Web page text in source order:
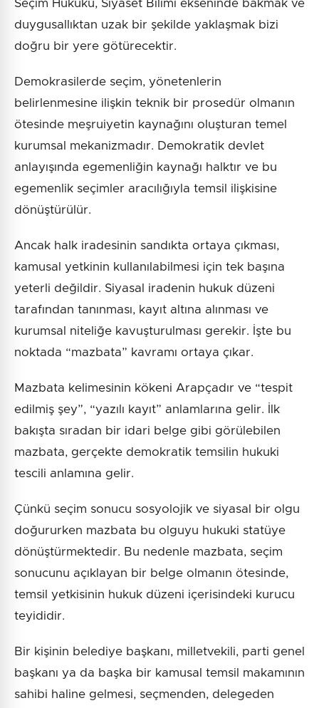
Seçim Hukuku, Siyaset Bilimi ekseninde bakmak ve
duygusallıktan uzak bir şekilde yaklaşmak bizi
doğru bir yere götürecektir.
Demokrasilerde seçim, yönetenlerin
belirlenmesine ilişkin teknik bir prosedür olmanın
ötesinde meşruiyetin kaynağını oluşturan temel
kurumsal mekanizmadır. Demokratik devlet
anlayışında egemenliğin kaynağı halktır ve bu
egemenlik seçimler aracılığıyla temsil ilişkisine
dönüştürülür.
Ancak halk iradesinin sandıkta ortaya çıkması,
kamusal yetkinin kullanılabilmesi için tek başına
yeterli değildir. Siyasal iradenin hukuk düzeni
tarafından tanınması, kayıt altına alınması ve
kurumsal niteliğe kavuşturulması gerekir. İşte bu
noktada “mazbata” kavramı ortaya çıkar.
Mazbata kelimesinin kökeni Arapçadır ve “tespit
edilmiş şey”, “yazılı kayıt” anlamlarına gelir. İlk
bakışta sıradan bir idari belge gibi görülebilen
mazbata, gerçekte demokratik temsilin hukuki
tescili anlamına gelir.
Çünkü seçim sonucu sosyolojik ve siyasal bir olgu
doğururken mazbata bu olguyu hukuki statüye
dönüştürmektedir. Bu nedenle mazbata, seçim
sonucunu açıklayan bir belge olmanın ötesinde,
temsil yetkisinin hukuk düzeni içerisindeki kurucu
teyididir.
Bir kişinin belediye başkanı, milletvekili, parti genel
başkanı ya da başka bir kamusal temsil makamının
sahibi haline gelmesi, seçmenden, delegeden